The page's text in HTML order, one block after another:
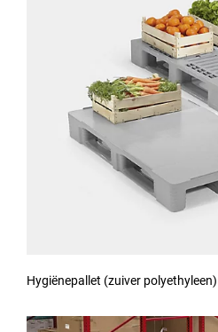
Hygiënepallet (zuiver polyethyleen)